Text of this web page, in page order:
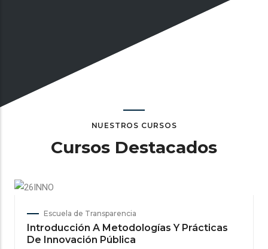
NUESTROS CURSOS
Cursos Destacados
Escuela de Transparencia
Introducción A Metodologías Y Prácticas
De Innovación Pública